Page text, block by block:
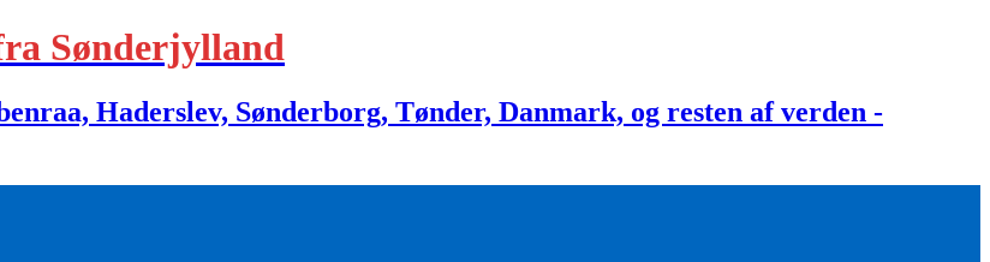
Sønderjylland
Haderslev, Sønderborg, Tønder, Danmark, og resten af verden -